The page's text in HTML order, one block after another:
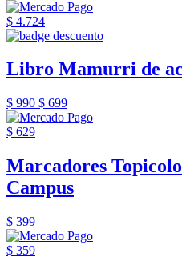
$ 4.724
Libro Mamurri de
$ 990 $ 699
$ 629
Marcadores
Campus
$ 399
$ 359